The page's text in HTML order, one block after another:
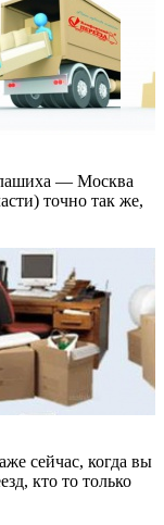
— Москва
точно так же,
сейчас, когда вы
кто то только